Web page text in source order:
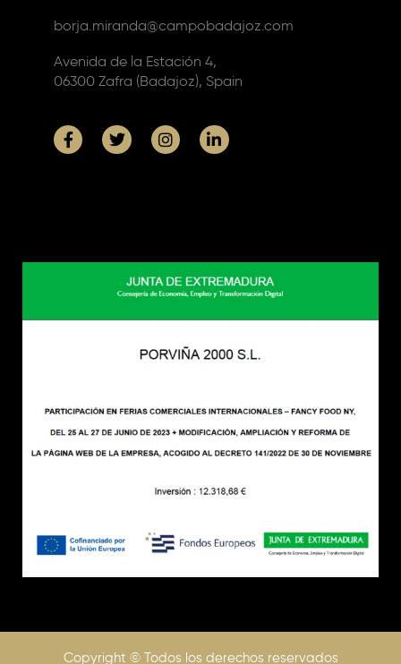
borja.miranda@campobadajoz.com
Avenida de la Estación 4,
06300 Zafra (Badajoz), Spain
Copyright © Todos los derechos reservados